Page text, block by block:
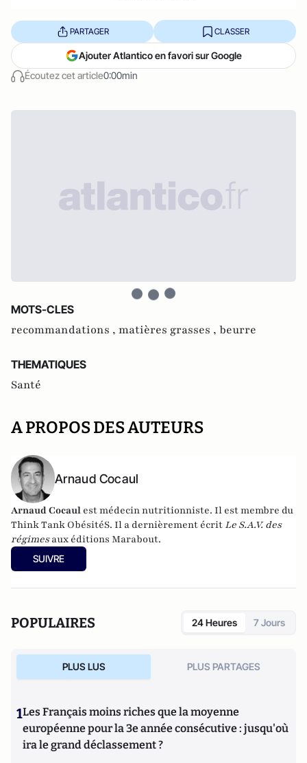
Écoutez cet article0:00min
PARTAGER CLASSER
Ajouter Atlantico en favori sur Google
MOTS-CLES
recommandations , matières grasses , beurre
THEMATIQUES
Santé
A PROPOS DES AUTEURS
Arnaud Cocaul
Arnaud Cocaul est médecin nutritionniste. Il est membre du
Think Tank ObésitéS. Il a dernièrement écrit Le S.A.V. des
régimesaux éditions Marabout.
SUIVRE
POPULAIRES 24 Heures 7 Jours
PLUS LUS PLUS PARTAGES
1Les Français moins riches que la moyenne
européenne pour la 3e année consécutive : jusqu'où
ira le grand déclassement ?